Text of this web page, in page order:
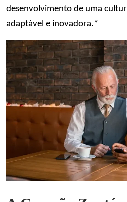
desenvolvimento de uma
adaptável e inovadora.*